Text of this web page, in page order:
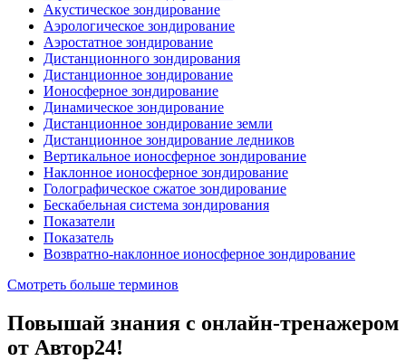
Акустическое зондирование
Аэрологическое зондирование
Аэростатное зондирование
Дистанционного зондирования
Дистанционное зондирование
Ионосферное зондирование
Динамическое зондирование
Дистанционное зондирование земли
Дистанционное зондирование ледников
Вертикальное ионосферное зондирование
Наклонное ионосферное зондирование
Голографическое сжатое зондирование
Бескабельная система зондирования
Показатели
Показатель
Возвратно-наклонное ионосферное зондирование
Смотреть больше терминов
Повышай знания с онлайн-тренажером
от Автор24!